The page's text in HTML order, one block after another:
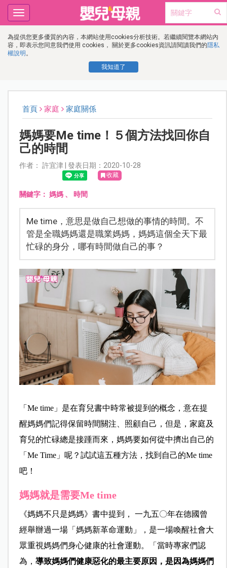
為提供您更多優質的內容，本網站使用cookies分析技術。若繼續閱覽本網站內
容，即表示您同意我們使用 cookies， 關於更多cookies資訊請閱讀我們的隱私
權說明 。
我知道了
Toggle
navigation
首頁 家庭 家庭關係
媽媽要Me time！５個方法找回你自
己的時間
作者： 許宜津 | 發表日期：2020-10-28
收藏
關鍵字： 媽媽、 時間
Me time，意思是做自己想做的事情的時間。不
管是全職媽媽還是職業媽媽，媽媽這個全天下最
忙碌的身分，哪有時間做自己的事？
「Me time」是在育兒書中時常被提到的概念，意在提
醒媽媽們記得保留時間關注、照顧自己，但是，家庭及
育兒的忙碌總是接踵而來，媽媽要如何從中擠出自己的
「Me Time」呢？試試這五種方法，找到自己的Me time
吧！
媽媽就是需要Me time
《媽媽不只是媽媽》書中提到， 一九五〇年在德國曾
經舉辦過一場「媽媽新革命運動」，是一場喚醒社會大
眾重視媽媽們身心健康的社會運動。「當時專家們認
為， 導致媽媽們健康惡化的最主要原因，是因為媽媽們